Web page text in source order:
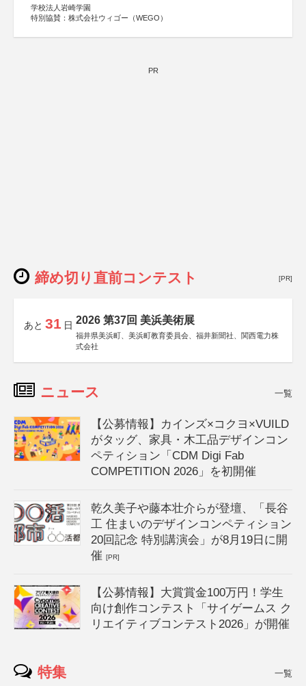
日本経済団体連合会
関西経済連合会
学校法人岩崎学園
特別協賛：株式会社ウィゴー（WEGO）
PR
締め切り直前コンテスト [PR]
あと 31 日 2026 第37回 美浜美術展
福井県美浜町、美浜町教育委員会、福井新聞社、関西電力株
式会社
ニュース 一覧
【公募情報】カインズ×コクヨ×VUILD
がタッグ、家具・木工品デザインコン
ペティション「CDM Digi Fab
COMPETITION 2026」を初開催
乾久美子や藤本壮介らが登壇、「長谷
工 住まいのデザインコンペティション
20回記念 特別講演会」が8月19日に開
催[PR]
【公募情報】大賞賞金100万円！学生
向け創作コンテスト「サイゲームス ク
リエイティブコンテスト2026」が開催
特集 一覧